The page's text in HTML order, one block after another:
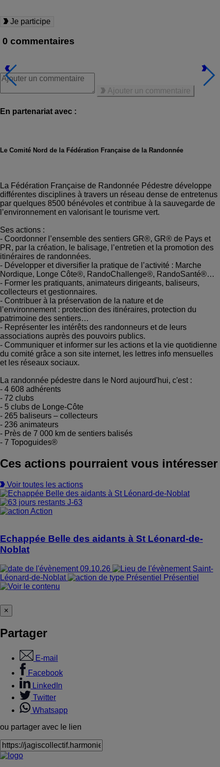
Je participe
0 commentaires
Ajouter un commentaire
En partenariat avec :
Le Comité Nord de la Fédération Française de la Randonnée
La Fédération Française de Randonnée Pédestre développe
différentes disciplines à travers un réseau dense de entretenus
par quelques 8500 bénévoles et contribue à la sauvegarde de
l’environnement en valorisant le tourisme vert.
Ses actions :
- Coordonner l’ensemble des sentiers GR®, GR® de Pays et
PR, par la création, le balisage, l’entretien et la promotion des
itinéraires de randonnées.
- Développer et diversifier la pratique de l’activité : Marche
Nordique, Longe Côte®, RandoChallenge®, RandoSanté®…
- Former les pratiquants, animateurs dirigeants, baliseurs,
collecteurs et gestionnaires.
- Contribuer à la préservation de la nature et de
l’environnement : protection des itinéraires, protection du
patrimoine des sentiers…
- Représenter les intérêts des randonneurs et de leurs
associations auprès des pouvoirs publics.
- Communiquer et informer sur les actions et la vie quotidienne
du comité grâce a son site internet, les lettres info mensuelles
et les réseaux sociaux.
La randonnée pédestre dans le Nord aujourd'hui, c'est :
- 4 608 adhérents
- 72 clubs
- 5 clubs de Longe-Côte
- 265 baliseurs – collecteurs
- 236 animateurs
- Près de 7 000 km de sentiers balisés
- 7 Topoguides®
Ces actions pourraient vous intéresser
Voir toutes les actions
J-63
Action
Echappée Belle des aidants à St Léonard-de-
Noblat
09.10.26
Saint-
Léonard-de-Noblat
Présentiel
×
Partager
E-mail
Facebook
LinkedIn
Twitter
Whatsapp
ou partager avec le lien